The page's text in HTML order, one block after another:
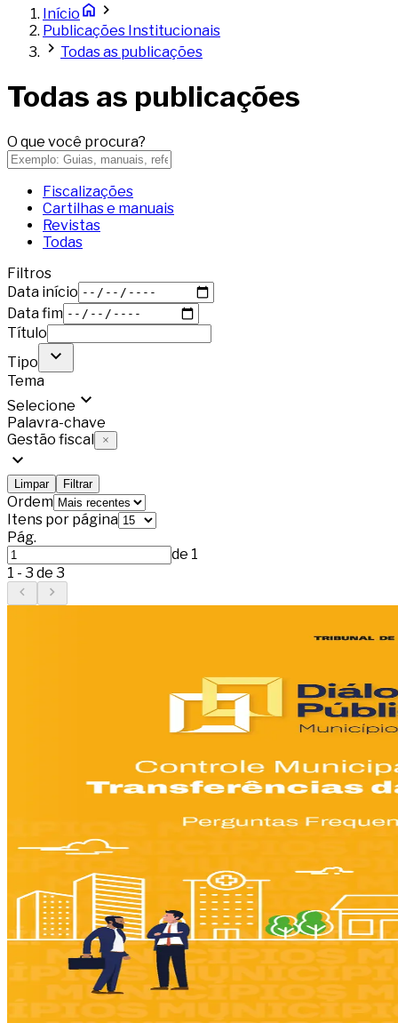
Início
Publicações Institucionais
Todas as publicações
Todas as publicações
O que você procura?
Fiscalizações
Cartilhas e manuais
Revistas
Todas
Filtros
Data início
Data fim
Título
Tipo
Tema
Selecione
Palavra-chave
Gestão fiscal
Limpar Filtrar
Ordem
Itens por página
Pág.
de 1
1 - 3 de 3